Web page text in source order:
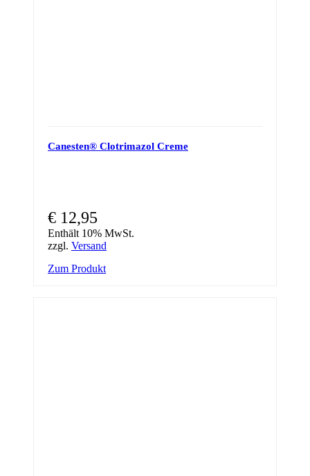
Canesten® Clotrimazol Creme
€ 12,95
Enthält 10% MwSt.
zzgl. Versand
Zum Produkt